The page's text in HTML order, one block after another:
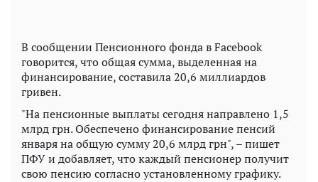
В сообщении Пенсионного фонда в Facebook
говорится, что общая сумма, выделенная на
финансирование, составила 20,6 миллиардов
гривен.
"На пенсионные выплаты сегодня направлено 1,5
млрд грн. Обеспечено финансирование пенсий
января на общую сумму 20,6 млрд грн", – пишет
ПФУ и добавляет, что каждый пенсионер получит
свою пенсию согласно установленному графику.